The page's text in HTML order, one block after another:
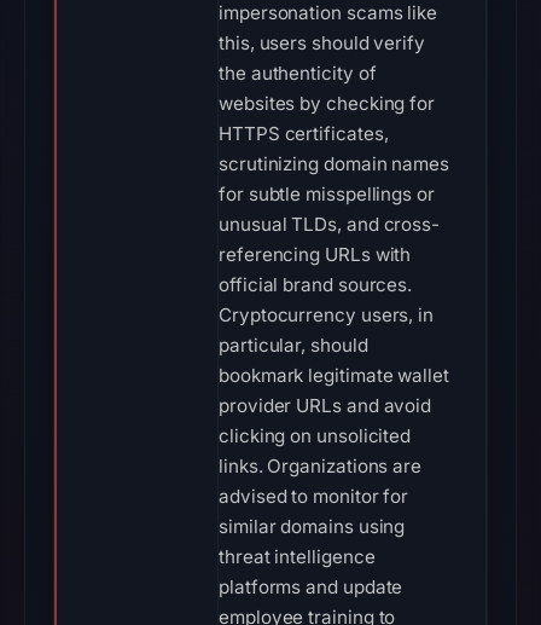
impersonation scams like
this, users should verify
the authenticity of
websites by checking for
HTTPS certificates,
scrutinizing domain names
for subtle misspellings or
unusual TLDs, and cross-
referencing URLs with
official brand sources.
Cryptocurrency users, in
particular, should
bookmark legitimate wallet
provider URLs and avoid
clicking on unsolicited
links. Organizations are
advised to monitor for
similar domains using
threat intelligence
platforms and update
employee training to